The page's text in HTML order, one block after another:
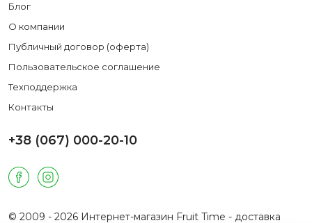
Блог
О компании
Публичный договор (оферта)
Пользовательское соглашение
Техподдержка
Контакты
+38 (067) 000-20-10
© 2009 - 2026 Интернет-магазин Fruit Time - доставка